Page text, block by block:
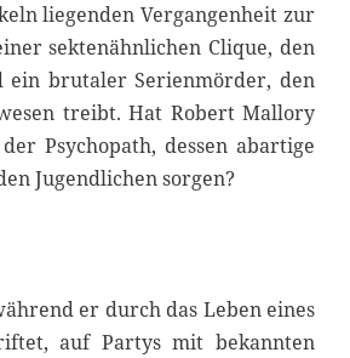
liegenden Vergangenheit zur
sektenähnlichen Clique, den
brutaler Serienmörder, den
treibt. Hat Robert Mallory
Psychopath, dessen abartige
Jugendlichen sorgen?
er durch das Leben eines
auf Partys mit bekannten